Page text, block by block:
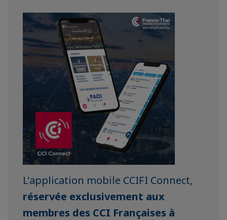
L'application mobile CCIFI Connect,
réservée exclusivement aux
membres des CCI Françaises à